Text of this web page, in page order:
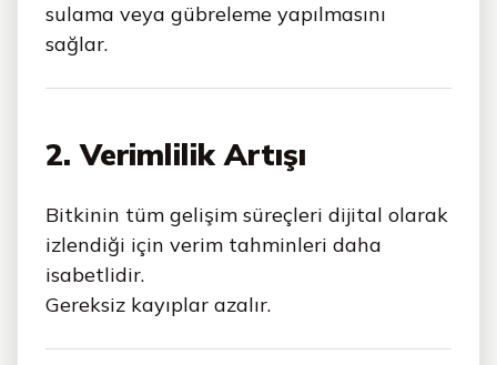
sulama veya gübreleme yapılmasını
sağlar.
2. Verimlilik Artışı
Bitkinin tüm gelişim süreçleri dijital olarak
izlendiği için verim tahminleri daha
isabetlidir.
Gereksiz kayıplar azalır.